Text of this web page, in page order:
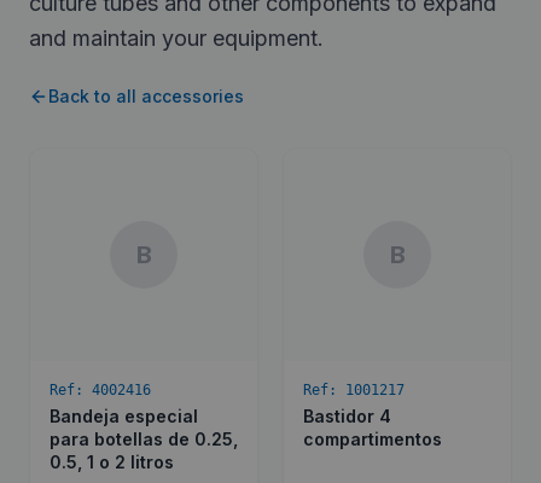
and maintain your equipment.
Back to all accessories
B
Ref: 4002416
Bandeja especial
para botellas de 0.25,
0.5, 1 o 2 litros
B
Ref: 1001217
Bastidor 4
compartimentos